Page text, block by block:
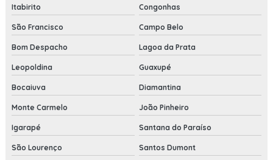
Itabirito Congonhas
São Francisco Campo Belo
Bom Despacho Lagoa da Prata
Leopoldina Guaxupé
Bocaiuva Diamantina
Monte Carmelo João Pinheiro
Igarapé Santana do Paraíso
São Lourenço Santos Dumont